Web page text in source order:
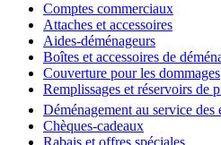
Comptes commerciaux
Attaches et accessoires
Aides-déménageurs
Boîtes et accessoires de
Couverture pour les dommages
Remplissages et réservoirs de
Déménagement au service
Chèques-cadeaux
Rabais et offres spéciales